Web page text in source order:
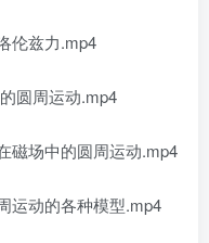
兹力.mp4
圆周运动.mp4
场中的圆周运动.mp4
动的各种模型.mp4